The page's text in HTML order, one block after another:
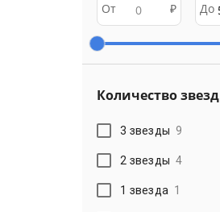
От ₽ До
Количество звезд
3 звезды 9
2 звезды 4
1 звезда 1